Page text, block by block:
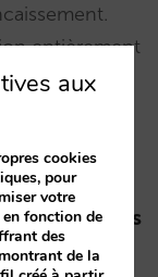
entièrement
la
de l’hôtel.
Mirai dans
aux
cookies
pour
votre
fonction de
des
de la